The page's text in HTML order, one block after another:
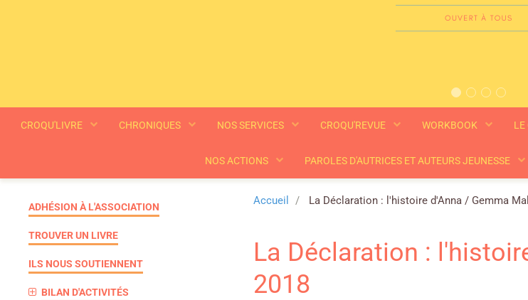
CROQU'LIVRE CHRONIQUES NOS SERVICES CROQU'REVUE WORKBOOK LE
NOS ACTIONS PAROLES D'AUTRICES ET AUTEURS JEUNESSE
Accueil La Déclaration : l'histoire d'Anna / Gemma
La Déclaration :
2018
ADHÉSION À L'ASSOCIATION
TROUVER UN LIVRE
ILS NOUS SOUTIENNENT
BILAN D'ACTIVITÉS